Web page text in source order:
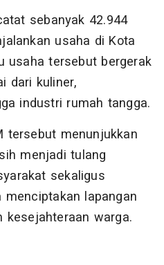
sebanyak 42.944
usaha di Kota
usaha tersebut bergerak
dari kuliner,
industri rumah tangga.
tersebut menunjukkan
menjadi tulang
sekaligus
lapangan
kesejahteraan warga.